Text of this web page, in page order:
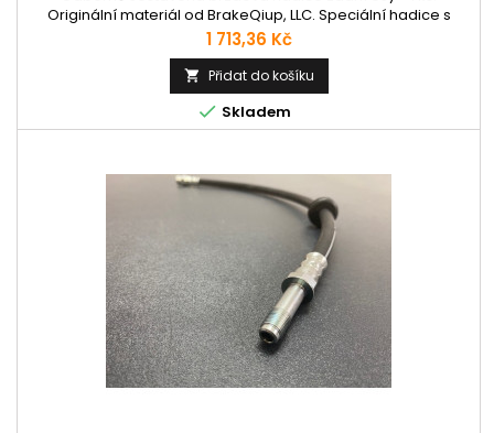
Originální materiál od BrakeQiup, LLC. Speciální hadice s
nerezovým opletem pro precizní brzdění. Plně
homologované pro evropské silnice.
Cena
1 713,36 Kč
 Přidat do košíku
 Skladem